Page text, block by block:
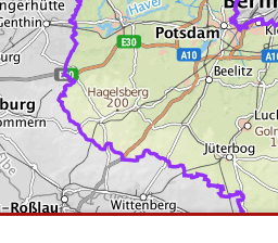
Impressum
Kontakt